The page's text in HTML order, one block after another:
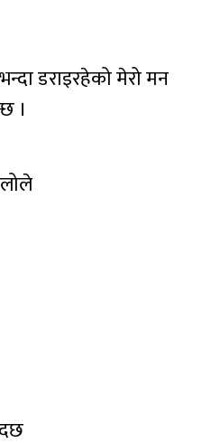
डराइरहेको मेरो मन
।